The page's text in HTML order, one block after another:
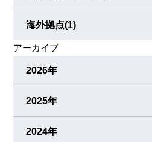
海外拠点(1)
アーカイブ
2026年
2025年
2024年